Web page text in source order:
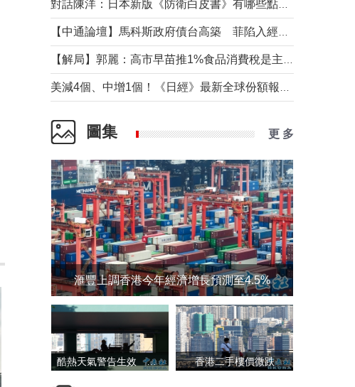
圖集 更 多
滙豐上調香港今年經濟增長預測至4.5%
酷熱天氣警告生效 本港高溫持續至下周 香港二手樓價微跌